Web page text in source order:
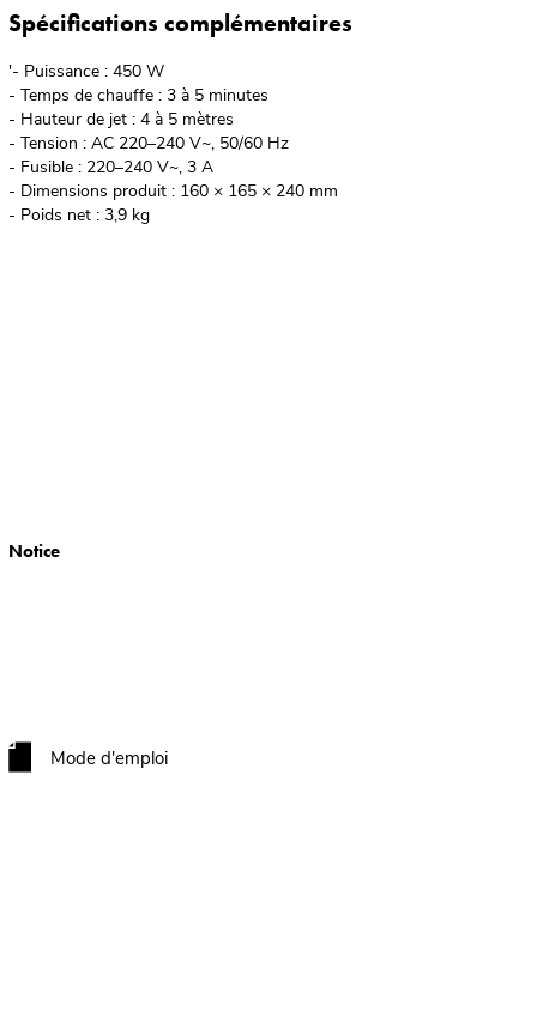
Spécifications complémentaires
'- Puissance : 450 W
- Temps de chauffe : 3 à 5 minutes
- Hauteur de jet : 4 à 5 mètres
- Tension : AC 220–240 V~, 50/60 Hz
- Fusible : 220–240 V~, 3 A
- Dimensions produit : 160 × 165 × 240 mm
- Poids net : 3,9 kg
Notice
Mode d'emploi